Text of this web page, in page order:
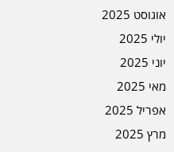
אוגוסט 2025
יולי 2025
יוני 2025
מאי 2025
אפריל 2025
מרץ 2025